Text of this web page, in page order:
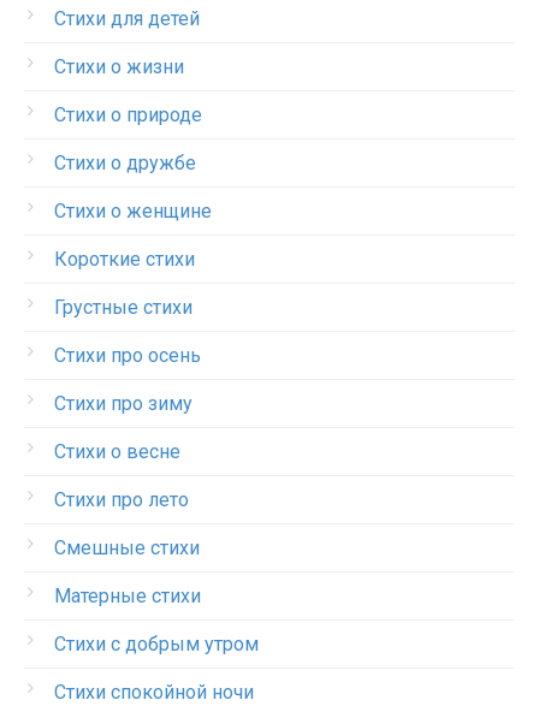
Стихи для детей
Стихи о жизни
Стихи о природе
Стихи о дружбе
Стихи о женщине
Короткие стихи
Грустные стихи
Стихи про осень
Стихи про зиму
Стихи о весне
Стихи про лето
Смешные стихи
Матерные стихи
Стихи с добрым утром
Стихи спокойной ночи